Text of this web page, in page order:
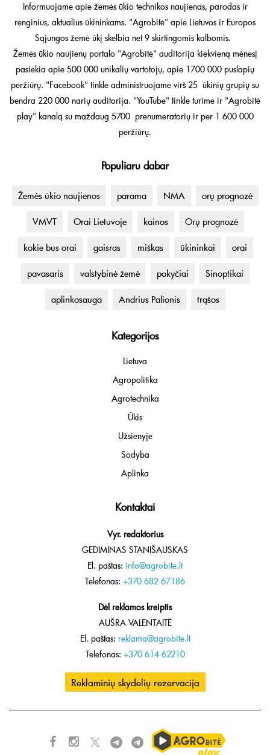
Informuojame apie žemės ūkio technikos naujienas, parodas ir
renginius, aktualius ūkininkams. "Agrobitė" apie Lietuvos ir Europos
Sąjungos žemė ūkį skelbia net 9 skirtingomis kalbomis.
Žemės ūkio naujienų portalo "Agrobitė" auditorija kiekvieną mėnesį
pasiekia apie 500 000 unikalių vartotojų, apie 1700 000 puslapių
peržiūrų. "Facebook" tinkle administruojame virš 25 ūkinių grupių su
bendra 220 000 narių auditorija. "YouTube" tinkle turime ir "Agrobitė
play" kanalą su maždaug 5700 prenumeratorių ir per 1 600 000
peržiūrų.
Populiaru dabar
Žemės ūkio naujienos parama NMA orų prognozė
VMVT Orai Lietuvoje kainos Orų prognozė
kokie bus orai gaisras miškas ūkininkai orai
pavasaris valstybinė žemė pokyčiai Sinoptikai
aplinkosauga Andrius Palionis trąšos
Kategorijos
Lietuva
Agropolitika
Agrotechnika
Ūkis
Užsienyje
Sodyba
Aplinka
Kontaktai
Vyr. redaktorius
GEDIMINAS STANIŠAUSKAS
El. paštas: info@agrobite.lt
Telefonas: +370 682 67186
Dėl reklamos kreiptis
AUŠRA VALENTAITĖ
El. paštas: reklama@agrobite.lt
Telefonas: +370 614 62210
Reklaminių skydelių rezervacija